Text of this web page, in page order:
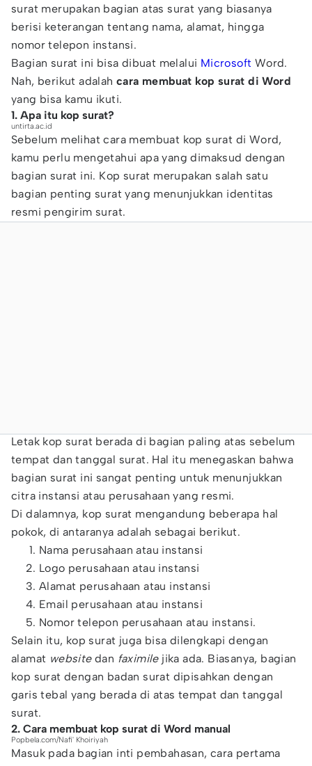
surat merupakan bagian atas surat yang biasanya
berisi keterangan tentang nama, alamat, hingga
nomor telepon instansi.
Bagian surat ini bisa dibuat melalui Microsoft Word.
Nah, berikut adalah cara membuat kop surat di Word
yang bisa kamu ikuti.
1. Apa itu kop surat?
untirta.ac.id
Sebelum melihat cara membuat kop surat di Word,
kamu perlu mengetahui apa yang dimaksud dengan
bagian surat ini. Kop surat merupakan salah satu
bagian penting surat yang menunjukkan identitas
resmi pengirim surat.
Letak kop surat berada di bagian paling atas sebelum
tempat dan tanggal surat. Hal itu menegaskan bahwa
bagian surat ini sangat penting untuk menunjukkan
citra instansi atau perusahaan yang resmi.
Di dalamnya, kop surat mengandung beberapa hal
pokok, di antaranya adalah sebagai berikut.
Nama perusahaan atau instansi
Logo perusahaan atau instansi
Alamat perusahaan atau instansi
Email perusahaan atau instansi
Nomor telepon perusahaan atau instansi.
Selain itu, kop surat juga bisa dilengkapi dengan
alamat websitedan faximilejika ada. Biasanya, bagian
kop surat dengan badan surat dipisahkan dengan
garis tebal yang berada di atas tempat dan tanggal
surat.
2. Cara membuat kop surat di Word manual
Popbela.com/Nafi' Khoiriyah
Masuk pada bagian inti pembahasan, cara pertama